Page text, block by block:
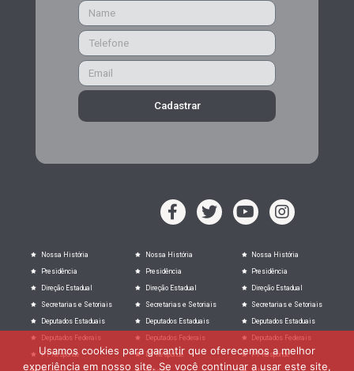
Cadastrar
Nossa História
Presidência
Direção Estadual
Secretarias e Setoriais
Deputados Estaduais
Deputados Federais
PT Responde
Nossa História
Presidência
Direção Estadual
Secretarias e Setoriais
Deputados Estaduais
Deputados Federais
PT Responde
Nossa História
Presidência
Direção Estadual
Secretarias e Setoriais
Deputados Estaduais
Deputados Federais
PT Responde
Usamos cookies para garantir que oferecemos a melhor
experiência em nosso site. Se você continuar a usar este site,